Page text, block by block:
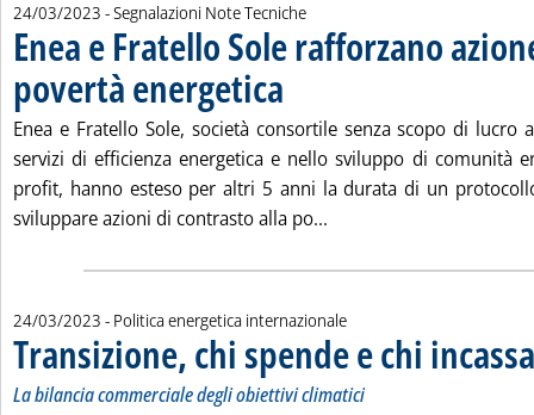
24/03/2023 - Segnalazioni Note Tecniche
Enea e Fratello Sole rafforzano
povertà energetica
Enea e Fratello Sole, società consortile senza scopo di lucro
servizi di efficienza energetica e nello sviluppo di comunità
profit, hanno esteso per altri 5 anni la durata di un
sviluppare azioni di contrasto alla po...
24/03/2023 - Politica energetica internazionale
Transizione, chi spende e chi incassa
La bilancia commerciale degli obiettivi climatici